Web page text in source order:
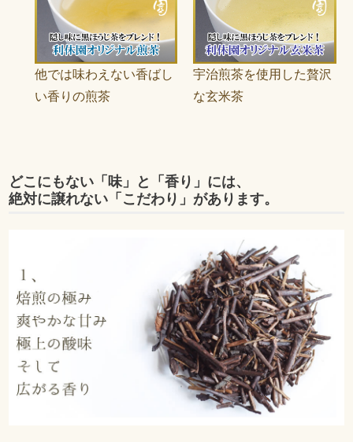
他では味わえない香ばし
い香りの煎茶
宇治煎茶を使用した贅沢
な玄米茶
どこにもない「味」と「香り」には、
絶対に譲れない「こだわり」があります。